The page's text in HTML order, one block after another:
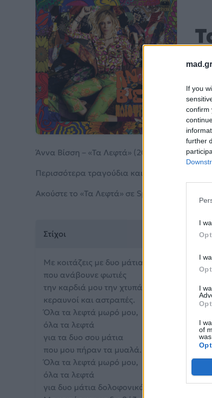
If you
confirm
further
I
I
I
I
of
Από
Άννα Βίσση – «Τα Λεφτά» (2019).
Περισσότερα τραγούδια και πληροφορίες στη
Ακούστε το «Τα Λεφτά» σε Spotify, YouTube
Στίχοι
Με κοιτάζεις με δυο μάτια
που ανάβουνε φωτιές
την καρδιά μου την χτυπάνε
κεραυνοί και αστραπές.
Όλα τα λεφτά μωρό μου,
όλα τα λεφτά
για τα δυο σου μάτια
που μου πήραν τα μυαλά.
Όλα τα λεφτά μωρό μου,
όλα τα λεφτά
για δυο μάτια δολοφονικά.